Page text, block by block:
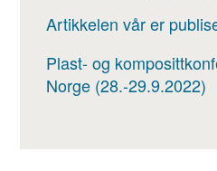
Artikkelen vår er
Plast- og
Norge (28.-29.9.2022)